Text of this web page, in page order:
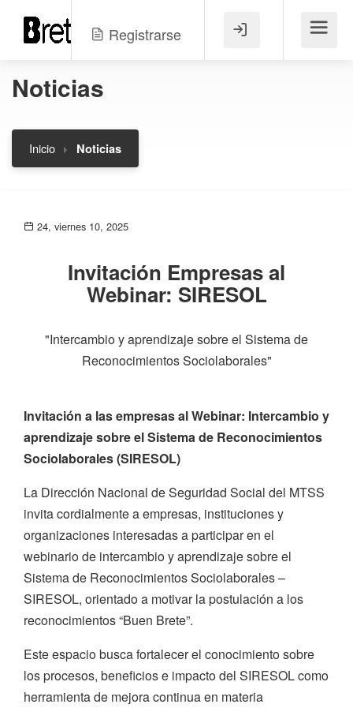
Registrarse Menú
Noticias
Inicio Noticias
24, viernes 10, 2025
Invitación Empresas al
Webinar: SIRESOL
"Intercambio y aprendizaje sobre el Sistema de
Reconocimientos Sociolaborales"
Invitación a las empresas al Webinar: Intercambio y
aprendizaje sobre el Sistema de Reconocimientos
Sociolaborales (SIRESOL)
La Dirección Nacional de Seguridad Social del MTSS
invita cordialmente a empresas, instituciones y
organizaciones interesadas a participar en el
webinario de intercambio y aprendizaje sobre el
Sistema de Reconocimientos Sociolaborales –
SIRESOL, orientado a motivar la postulación a los
reconocimientos “Buen Brete”.
Este espacio busca fortalecer el conocimiento sobre
los procesos, beneficios e impacto del SIRESOL como
herramienta de mejora continua en materia